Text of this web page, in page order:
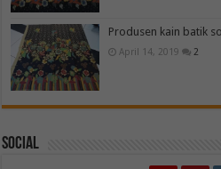
Produsen kain batik
April 14, 2019 2
Social